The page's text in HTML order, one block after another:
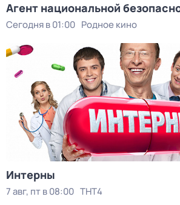
Агент национальной
Сегодня в 01:00 Родное кино
Интерны
7 авг, пт в 08:00 ТНТ4